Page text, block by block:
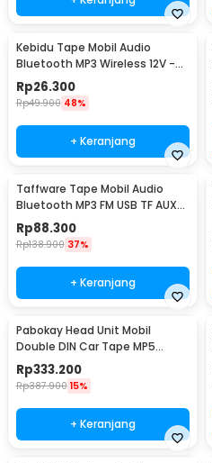
Kebidu Tape Mobil Audio
Bluetooth MP3 Wireless 12V -
747D
Rp26.300
Rp49.900 48%
+ Keranjang
Taffware Tape Mobil Audio
Bluetooth MP3 FM USB TF AUX
12V 60W - MP3-S211L
Rp88.300
Rp138.900 37%
+ Keranjang
Pabokay Head Unit Mobil
Double DIN Car Tape MP5
Player Plug ISO 7 Inch - 7018B
Rp333.200
Rp387.900 15%
+ Keranjang